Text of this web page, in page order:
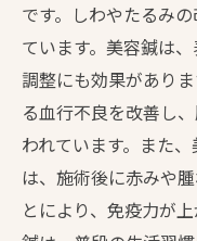
です。しわやたるみ
ています。美容鍼は
調整にも効果があり
る血行不良を改善し
われています。また
は、施術後に赤みや
とにより、免疫力が